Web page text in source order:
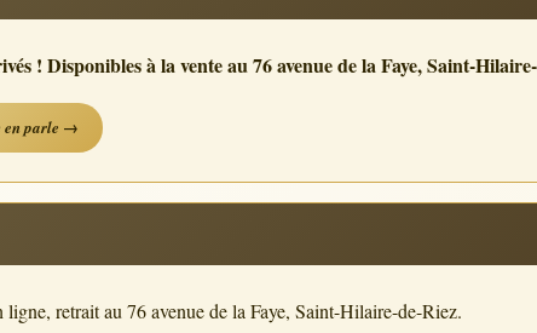
! Disponibles à la vente au 76 avenue de la Faye, Saint-
en parle →
ligne, retrait au 76 avenue de la Faye, Saint-Hilaire-de-Riez.